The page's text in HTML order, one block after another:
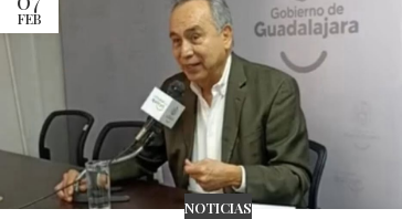
FEB
NOTICIAS